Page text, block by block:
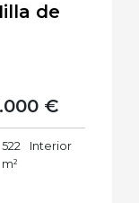
de
€
522
m²
Interior